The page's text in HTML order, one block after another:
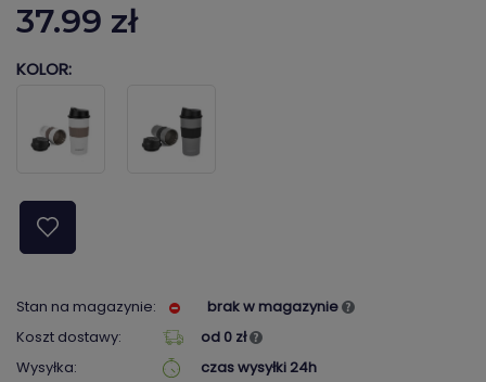
37.99 zł
KOLOR:
Stan na magazynie:
brak w magazynie
Koszt dostawy:
od 0 zł
Wysyłka:
czas wysyłki 24h